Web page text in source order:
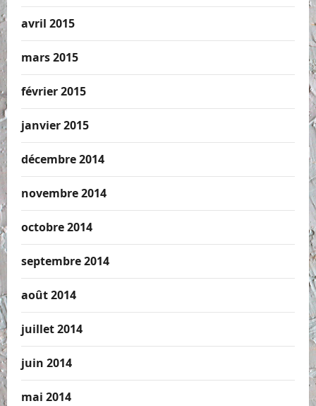
avril 2015
mars 2015
février 2015
janvier 2015
décembre 2014
novembre 2014
octobre 2014
septembre 2014
août 2014
juillet 2014
juin 2014
mai 2014